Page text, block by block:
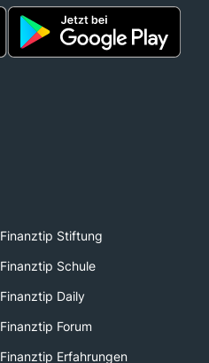
Finanztip Stiftung
Finanztip Schule
Finanztip Daily
Finanztip Forum
Finanztip Erfahrungen